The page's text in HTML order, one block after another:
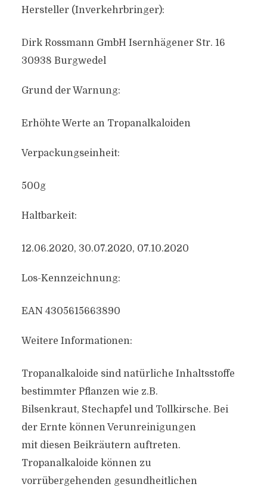
Hersteller (Inverkehrbringer):
Dirk Rossmann GmbH Isernhägener Str. 16
30938 Burgwedel
Grund der Warnung:
Erhöhte Werte an Tropanalkaloiden
Verpackungseinheit:
500g
Haltbarkeit:
12.06.2020, 30.07.2020, 07.10.2020
Los-Kennzeichnung:
EAN 4305615663890
Weitere Informationen:
Tropanalkaloide sind natürliche Inhaltsstoffe
bestimmter Pflanzen wie z.B.
Bilsenkraut, Stechapfel und Tollkirsche. Bei
der Ernte können Verunreinigungen
mit diesen Beikräutern auftreten.
Tropanalkaloide können zu
vorrübergehenden gesundheitlichen